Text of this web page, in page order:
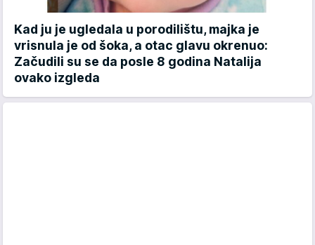
Kad ju je ugledala u porodilištu, majka je
vrisnula je od šoka, a otac glavu okrenuo:
Začudili su se da posle 8 godina Natalija
ovako izgleda